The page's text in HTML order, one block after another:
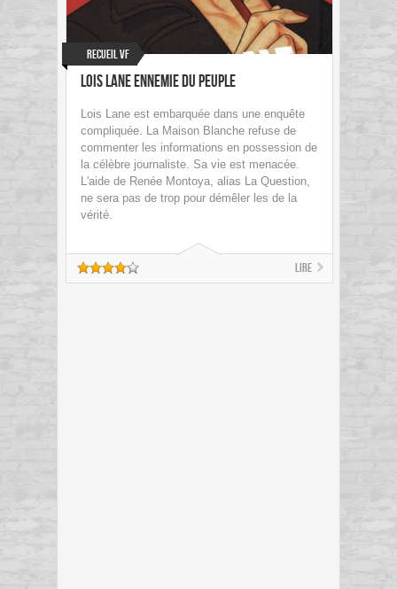
Recueil VF
Lois Lane Ennemie du peuple
Lois Lane est embarquée dans une enquête
compliquée. La Maison Blanche refuse de
commenter les informations en possession de
la célèbre journaliste. Sa vie est menacée.
L'aide de Renée Montoya, alias La Question,
ne sera pas de trop pour démêler les de la
vérité.
Lire